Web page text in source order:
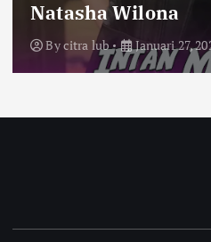
Natasha Wilona
Bycitra lub Januari 27,